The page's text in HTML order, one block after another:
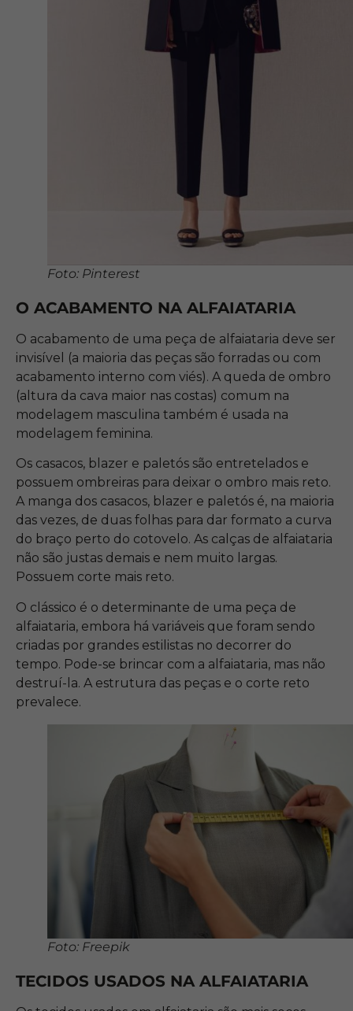
Foto: Pinterest
O ACABAMENTO NA ALFAIATARIA
O acabamento de uma peça de alfaiataria deve ser
invisível (a maioria das peças são forradas ou com
acabamento interno com viés). A queda de ombro
(altura da cava maior nas costas) comum na
modelagem masculina também é usada na
modelagem feminina.
Os casacos, blazer e paletós são entretelados e
possuem ombreiras para deixar o ombro mais reto.
A manga dos casacos, blazer e paletós é, na maioria
das vezes, de duas folhas para dar formato a curva
do braço perto do cotovelo. As calças de alfaiataria
não são justas demais e nem muito largas.
Possuem corte mais reto.
O clássico é o determinante de uma peça de
alfaiataria, embora há variáveis que foram sendo
criadas por grandes estilistas no decorrer do
tempo. Pode-se brincar com a alfaiataria, mas não
destruí-la. A estrutura das peças e o corte reto
prevalece.
Foto: Freepik
TECIDOS USADOS NA ALFAIATARIA